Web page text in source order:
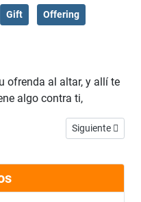
Gift Offering
ofrenda al altar, y allí te
algo contra ti,
Artículo
Siguiente